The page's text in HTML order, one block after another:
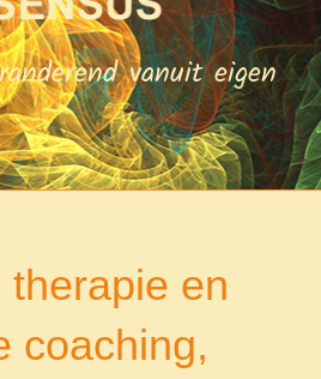
vanuit eigen
therapie en
coaching,